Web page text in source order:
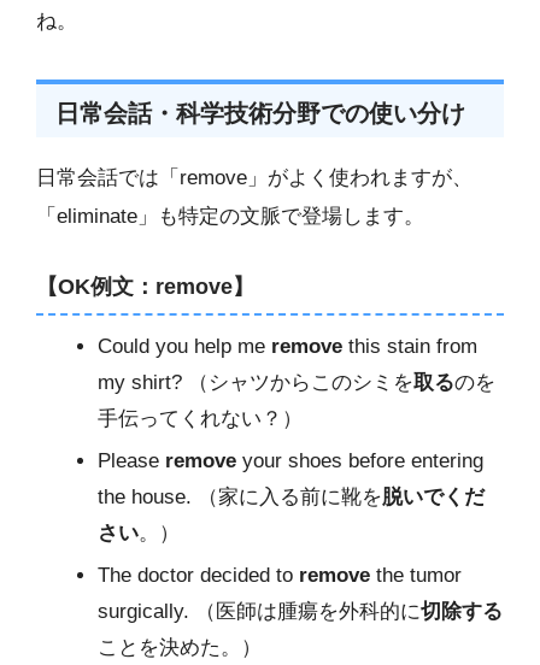
ね。
日常会話・科学技術分野での使い分け
日常会話では「remove」がよく使われますが、
「eliminate」も特定の文脈で登場します。
【OK例文：remove】
Could you help me remove this stain from
my shirt? （シャツからこのシミを取るのを
手伝ってくれない？）
Please remove your shoes before entering
the house. （家に入る前に靴を脱いでくだ
さい。）
The doctor decided to remove the tumor
surgically. （医師は腫瘍を外科的に切除する
ことを決めた。）